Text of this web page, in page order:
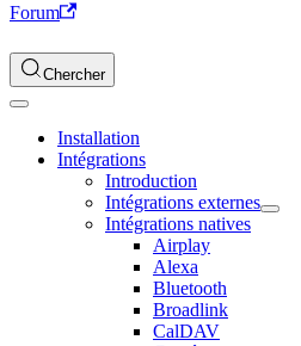
Forum
Chercher
Installation
Intégrations
Introduction
Intégrations externes
Intégrations natives
Airplay
Alexa
Bluetooth
Broadlink
CalDAV